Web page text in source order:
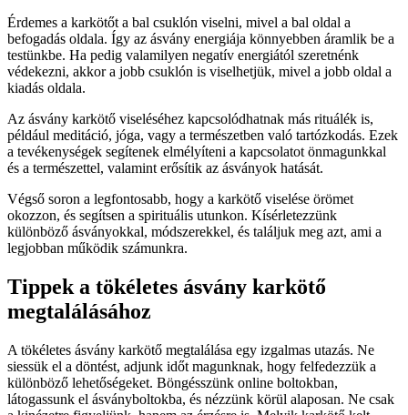
Érdemes a karkötőt a bal csuklón viselni, mivel a bal oldal a
befogadás oldala. Így az ásvány energiája könnyebben áramlik be a
testünkbe. Ha pedig valamilyen negatív energiától szeretnénk
védekezni, akkor a jobb csuklón is viselhetjük, mivel a jobb oldal a
kiadás oldala.
Az ásvány karkötő viseléséhez kapcsolódhatnak más rituálék is,
például meditáció, jóga, vagy a természetben való tartózkodás. Ezek
a tevékenységek segítenek elmélyíteni a kapcsolatot önmagunkkal
és a természettel, valamint erősítik az ásványok hatását.
Végső soron a legfontosabb, hogy a karkötő viselése örömet
okozzon, és segítsen a spirituális utunkon. Kísérletezzünk
különböző ásványokkal, módszerekkel, és találjuk meg azt, ami a
legjobban működik számunkra.
Tippek a tökéletes ásvány karkötő
megtalálásához
A tökéletes ásvány karkötő megtalálása egy izgalmas utazás. Ne
siessük el a döntést, adjunk időt magunknak, hogy felfedezzük a
különböző lehetőségeket. Böngésszünk online boltokban,
látogassunk el ásványboltokba, és nézzünk körül alaposan. Ne csak